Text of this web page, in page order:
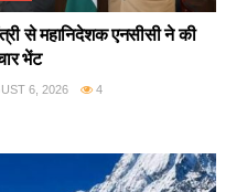
से महानिदेशक एनसीसी ने की
भेंट
6, 2026 4